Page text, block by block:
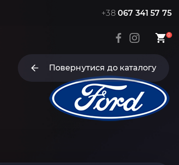
+38 067 341 57 75
0
Повернутися до каталогу